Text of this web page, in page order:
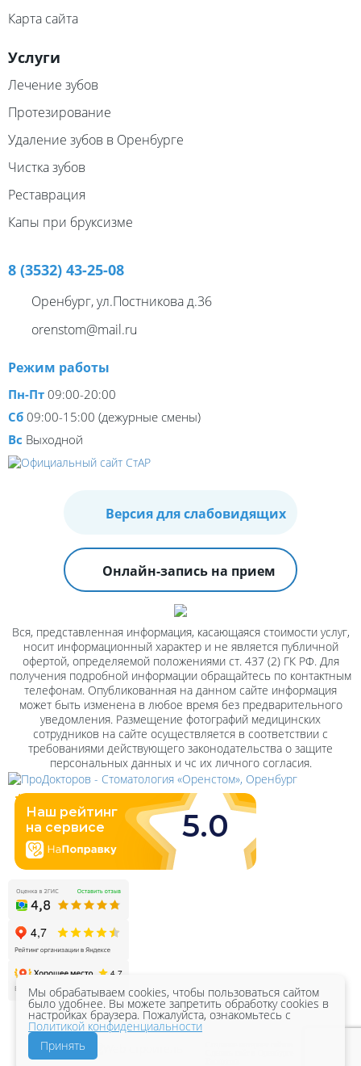
Карта сайта
Услуги
Лечение зубов
Протезирование
Удаление зубов в Оренбурге
Чистка зубов
Реставрация
Капы при бруксизме
8 (3532) 43-25-08
Оренбург, ул.Постникова д.36
orenstom@mail.ru
Режим работы
Пн-Пт 09:00-20:00
Сб 09:00-15:00 (дежурные смены)
Вс Выходной
Версия для слабовидящих
Онлайн-запись на прием
Вся, представленная информация, касающаяся стоимости услуг,
носит информационный характер и не является публичной
офертой, определяемой положениями ст. 437 (2) ГК РФ. Для
получения подробной информации обращайтесь по контактным
телефонам. Опубликованная на данном сайте информация
может быть изменена в любое время без предварительного
уведомления. Размещение фотографий медицинских
сотрудников на сайте осуществляется в соответствии с
требованиями действующего законодательства о защите
персональных данных и чс их личного согласия.
Мы обрабатываем cookies, чтобы пользоваться сайтом
было удобнее. Вы можете запретить обработку cookies в
настройках браузера. Пожалуйста, ознакомьтесь с
Политикой конфиденциальности
Принять